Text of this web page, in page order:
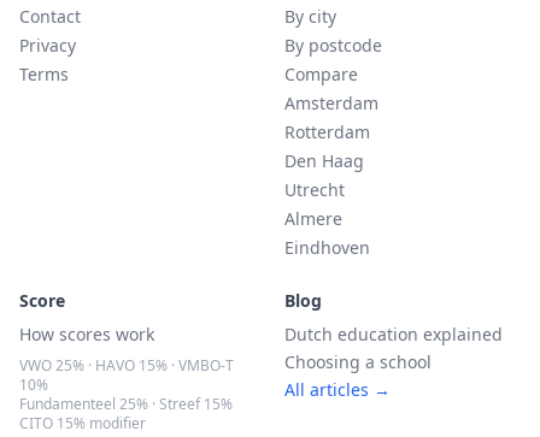
Contact
Privacy
Terms
By city
By postcode
Compare
Amsterdam
Rotterdam
Den Haag
Utrecht
Almere
Eindhoven
Score
How scores work
VWO 25% · HAVO 15% · VMBO-T
10%
Fundamenteel 25% · Streef 15%
CITO 15% modifier
Blog
Dutch education explained
Choosing a school
All articles →